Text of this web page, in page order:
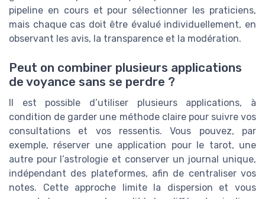
pipeline en cours et pour sélectionner les praticiens,
mais chaque cas doit être évalué individuellement, en
observant les avis, la transparence et la modération.
Peut on combiner plusieurs applications
de voyance sans se perdre ?
Il est possible d’utiliser plusieurs applications, à
condition de garder une méthode claire pour suivre vos
consultations et vos ressentis. Vous pouvez, par
exemple, réserver une application pour le tarot, une
autre pour l’astrologie et conserver un journal unique,
indépendant des plateformes, afin de centraliser vos
notes. Cette approche limite la dispersion et vous